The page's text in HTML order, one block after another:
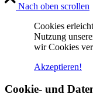
Nach oben scrollen
Cookies
Nutzung
wir Cookies
Akzeptieren!
Cookie- und